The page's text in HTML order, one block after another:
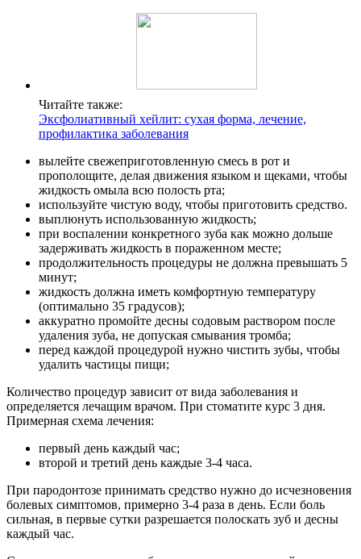
Читайте также:
Эксфолиативный хейлит: сухая форма, лечение,
профилактика заболевания
вылейте свежеприготовленную смесь в рот и
прополощите, делая движения языком и щеками, чтобы
жидкость омыла всю полость рта;
используйте чистую воду, чтобы приготовить средство.
выплюнуть использованную жидкость;
при воспалении конкретного зуба как можно дольше
задерживать жидкость в пораженном месте;
продолжительность процедуры не должна превышать 5
минут;
жидкость должна иметь комфортную температуру
(оптимально 35 градусов);
аккуратно промойте десны содовым раствором после
удаления зуба, не допуская смывания тромба;
перед каждой процедурой нужно чистить зубы, чтобы
удалить частицы пищи;
Количество процедур зависит от вида заболевания и
определяется лечащим врачом. При стоматите курс 3 дня.
Примерная схема лечения:
первый день каждый час;
второй и третий день каждые 3-4 часа.
При пародонтозе принимать средство нужно до исчезновения
болевых симптомов, примерно 3-4 раза в день. Если боль
сильная, в первые сутки разрешается полоскать зуб и десны
каждый час.